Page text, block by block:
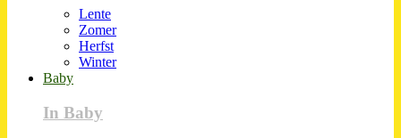
Lente
Zomer
Herfst
Winter
Baby
In Baby